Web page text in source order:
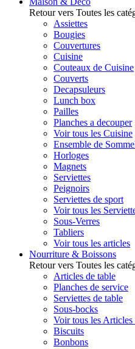
Retour vers Toutes les
Assiettes
Bougies
Couvertures
Cuisine
Couteaux de Cuisine
Couverts
Decapsuleurs
Lunch box
Pailles
Planches a decouper
Voir tous les Cuisine
Ensemble de
Horloges
Magnets
Serviettes
Peignoirs
Serviettes de sport
Voir tous les
Sous-Verres
Tabliers
Voir tous les articles
Nourriture & Boissons
Retour vers Toutes les
Articles de table
Planches de service
Serviettes de table
Sous-bocks
Voir tous les Articles
Biscuits
Bonbons